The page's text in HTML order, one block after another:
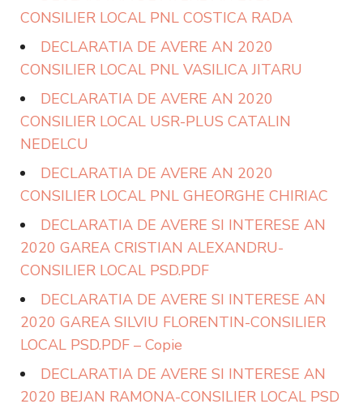
CONSILIER LOCAL PNL COSTICA RADA
DECLARATIA DE AVERE AN 2020
CONSILIER LOCAL PNL VASILICA JITARU
DECLARATIA DE AVERE AN 2020
CONSILIER LOCAL USR-PLUS CATALIN
NEDELCU
DECLARATIA DE AVERE AN 2020
CONSILIER LOCAL PNL GHEORGHE CHIRIAC
DECLARATIA DE AVERE SI INTERESE AN
2020 GAREA CRISTIAN ALEXANDRU-
CONSILIER LOCAL PSD.PDF
DECLARATIA DE AVERE SI INTERESE AN
2020 GAREA SILVIU FLORENTIN-CONSILIER
LOCAL PSD.PDF – Copie
DECLARATIA DE AVERE SI INTERESE AN
2020 BEJAN RAMONA-CONSILIER LOCAL PSD